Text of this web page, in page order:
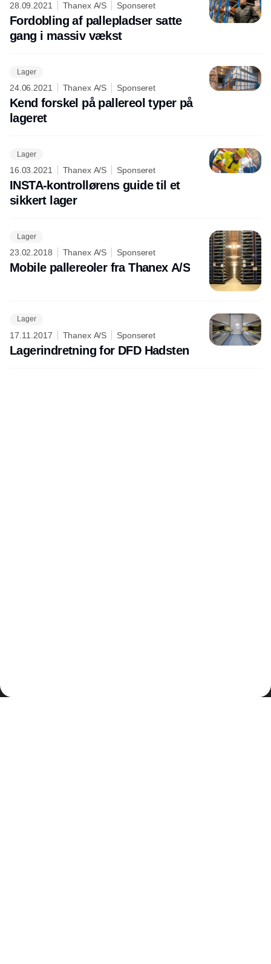
28.09.2021 Thanex A/S Sponseret
Fordobling af pallepladser satte
gang i massiv vækst
Lager
24.06.2021 Thanex A/S Sponseret
Kend forskel på pallereol typer på
lageret
Lager
16.03.2021 Thanex A/S Sponseret
INSTA-kontrollørens guide til et
sikkert lager
Lager
23.02.2018 Thanex A/S Sponseret
Mobile pallereoler fra Thanex A/S
Lager
17.11.2017 Thanex A/S Sponseret
Lagerindretning for DFD Hadsten